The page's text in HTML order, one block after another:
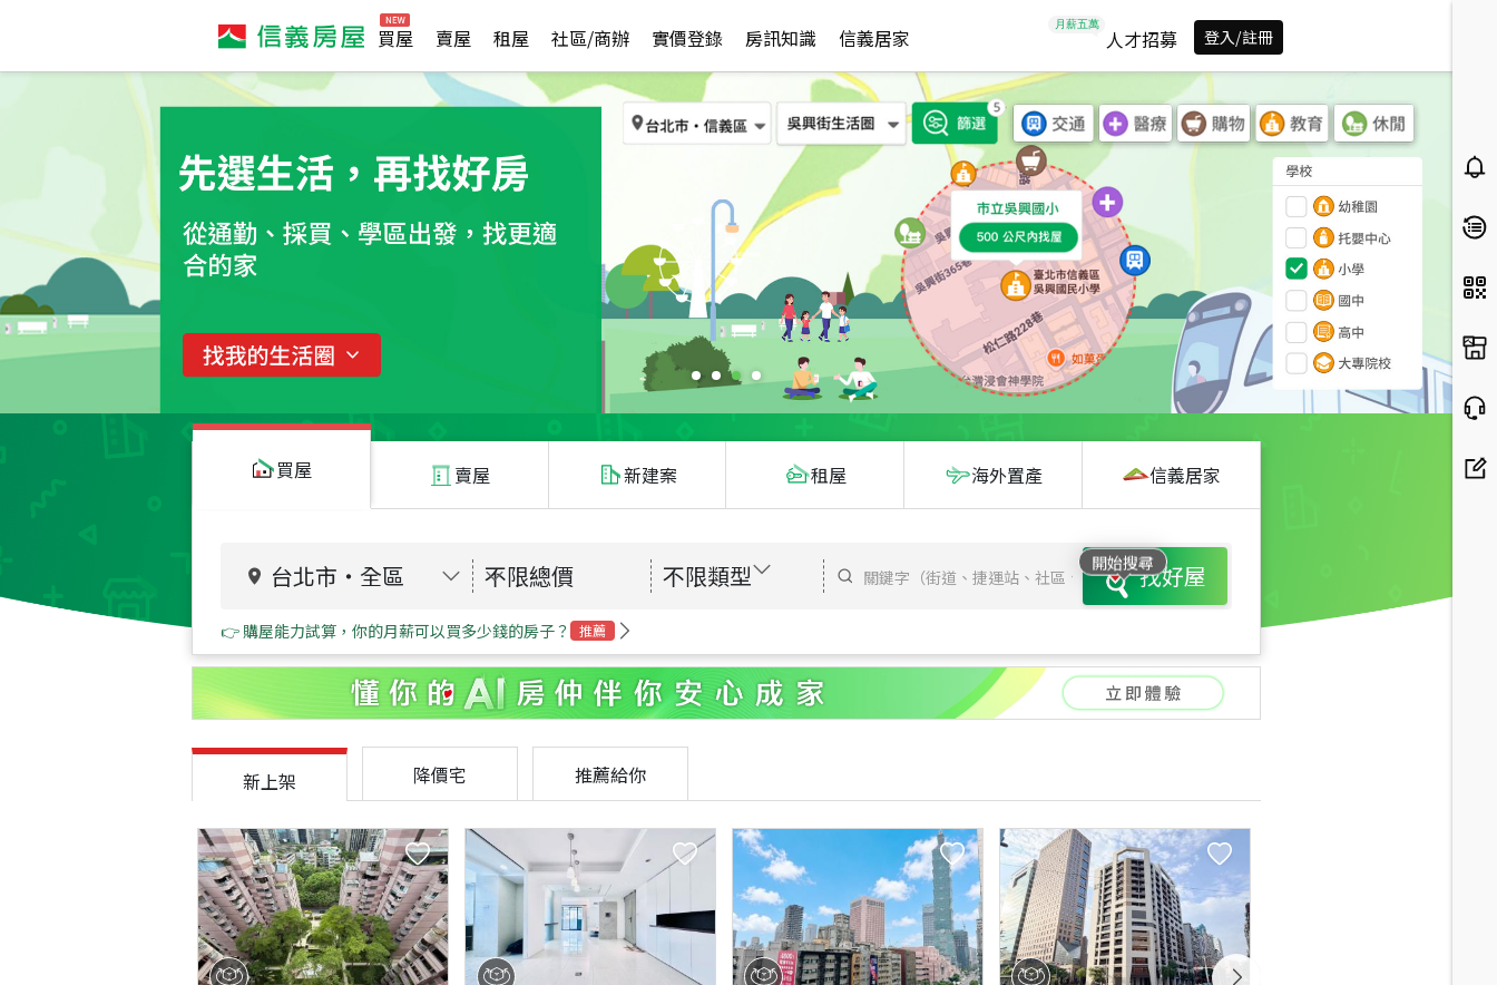
買屋 賣屋 租屋 社區/商辦 實價登錄 房訊知識 信義居家 人才招募 登入/註冊
買屋 賣屋 新建案 租屋 海外置產 信義居家
台北市 ・ 全區 不限總價 不限類型
開始搜尋
找好屋
👉 購屋能力試算，你的月薪可以買多少錢的房子？ 推薦
新上架 降價宅 推薦給你